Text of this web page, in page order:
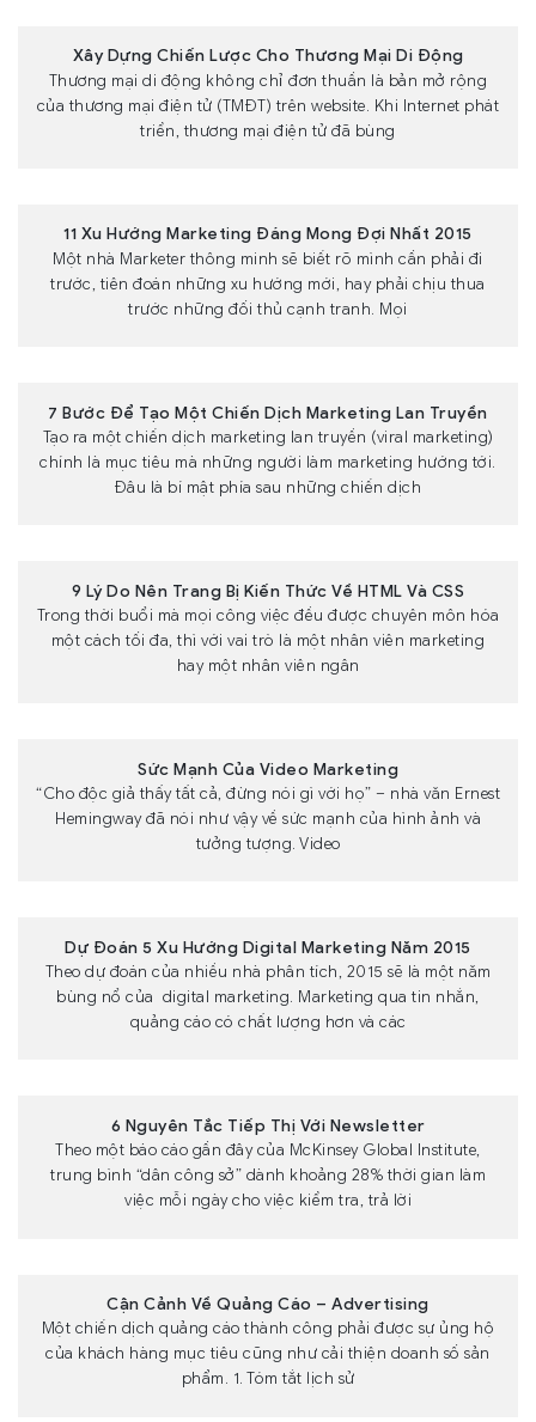
Xây Dựng Chiến Lược Cho Thương Mại Di Động
Thương mại di động không chỉ đơn thuần là bản mở rộng
của thương mại điện tử (TMĐT) trên website. Khi Internet phát
triển, thương mại điện tử đã bùng
11 Xu Hướng Marketing Đáng Mong Đợi Nhất 2015
Một nhà Marketer thông minh sẽ biết rõ mình cần phải đi
trước, tiên đoán những xu hướng mới, hay phải chịu thua
trước những đối thủ cạnh tranh. Mọi
7 Bước Để Tạo Một Chiến Dịch Marketing Lan Truyền
Tạo ra một chiến dịch marketing lan truyền (viral marketing)
chính là mục tiêu mà những người làm marketing hướng tới.
Đâu là bí mật phía sau những chiến dịch
9 Lý Do Nên Trang Bị Kiến Thức Về HTML Và CSS
Trong thời buổi mà mọi công việc đều được chuyên môn hóa
một cách tối đa, thì với vai trò là một nhân viên marketing
hay một nhân viên ngân
Sức Mạnh Của Video Marketing
“Cho độc giả thấy tất cả, đừng nói gì với họ” – nhà văn Ernest
Hemingway đã nói như vậy về sức mạnh của hình ảnh và
tưởng tượng. Video
Dự Đoán 5 Xu Hướng Digital Marketing Năm 2015
Theo dự đoán của nhiều nhà phân tích, 2015 sẽ là một năm
bùng nổ của digital marketing. Marketing qua tin nhắn,
quảng cáo có chất lượng hơn và các
6 Nguyên Tắc Tiếp Thị Với Newsletter
Theo một báo cáo gần đây của McKinsey Global Institute,
trung bình “dân công sở” dành khoảng 28% thời gian làm
việc mỗi ngày cho việc kiểm tra, trả lời
Cận Cảnh Về Quảng Cáo – Advertising
Một chiến dịch quảng cáo thành công phải được sự ủng hộ
của khách hàng mục tiêu cũng như cải thiện doanh số sản
phẩm. 1. Tóm tắt lịch sử